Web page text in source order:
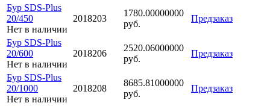
Бур SDS-Plus
20/450
Нет в наличии
2018203
1780.00000000
руб.
Предзаказ
Бур SDS-Plus
20/600
Нет в наличии
2018206
2520.06000000
руб.
Предзаказ
Бур SDS-Plus
20/1000
Нет в наличии
2018208
8685.81000000
руб.
Предзаказ